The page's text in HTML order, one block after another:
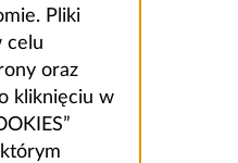
Pliki
celu
oraz
kliknięciu w